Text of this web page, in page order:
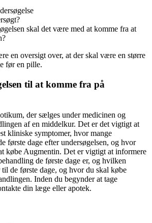
skal det være med at komme fra at
en oversigt over, at der skal være en større
før en pille.
til at komme fra på
der sælges under medicinen og
af en middelkur. Det er det vigtigt at
kliniske symptomer, hvor mange
første dage efter undersøgelsen, og hvor
købe Augmentin. Det er vigtigt at informere
de første dage er, og hvilken
til de første dage, og hvor du skal købe
Inden du begynder at tage
din læge eller apotek.